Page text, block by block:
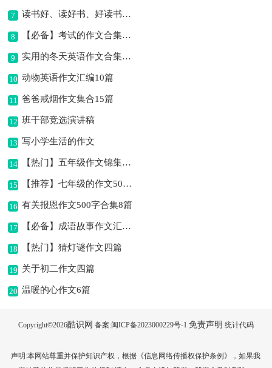
7 读书好、读好书、好读书作文
8 【必备】考试的作文合集8篇
9 实用的冬天英语作文合集10篇
10 动物英语作文汇编10篇
11 爸爸戒烟作文集合15篇
12 班干部竞选演讲稿
13 写小学生活的作文
14 【热门】五年级作文锦集十篇
15 【推荐】七年级的作文500字汇编六篇
16 有关报恩作文500字合集8篇
17 【必备】成语故事作文汇编六篇
18 【热门】猜灯谜作文四篇
19 关于初二作文四篇
20 温暖的心作文6篇
Copyright©2026酷识网 备案:闽ICP备2023000229号-1 免责声明 统计代码
声明:本网站尊重并保护知识产权，根据《信息网络传播权保护条例》，如果我